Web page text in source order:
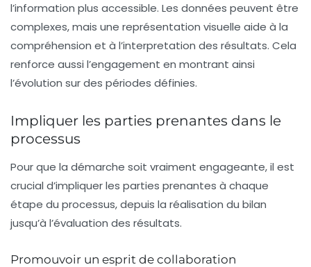
l’information plus accessible. Les données peuvent être
complexes, mais une représentation visuelle aide à la
compréhension et à l’interpretation des résultats. Cela
renforce aussi l’engagement en montrant ainsi
l’évolution sur des périodes définies.
Impliquer les parties prenantes dans le
processus
Pour que la démarche soit vraiment engageante, il est
crucial d’impliquer les parties prenantes à chaque
étape du processus, depuis la réalisation du bilan
jusqu’à l’évaluation des résultats.
Promouvoir un esprit de collaboration